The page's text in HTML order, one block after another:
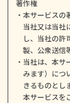
著作権
本サービスの
当社又は当社
し、当社の許
製、公衆送信
当社は、本サ
みます）につ
きるものとし
本サービスを